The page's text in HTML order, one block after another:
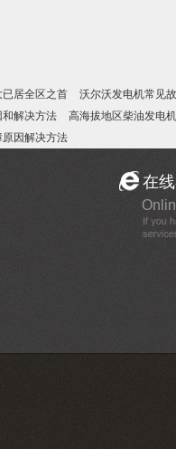
居全区之首
沃尔沃发电机常见
解决方法
高海拔地区柴油发电
因解决方法
在